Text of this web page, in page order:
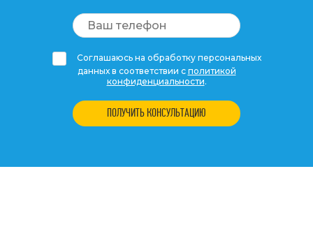
Соглашаюсь на обработку персональных
данных в соответствии с политикой
конфиденциальности.
ПОЛУЧИТЬ КОНСУЛЬТАЦИЮ